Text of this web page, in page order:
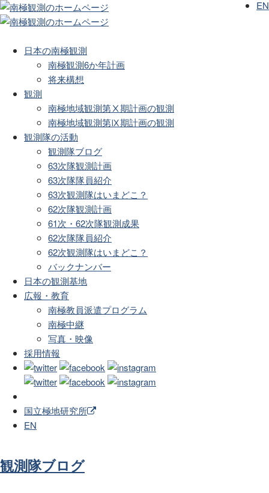
日本の南極観測
南極観測6か年計画
将来構想
観測
南極地域観測第Ⅹ期計画の観測
南極地域観測第Ⅸ期計画の観測
観測隊の活動
観測隊ブログ
63次隊観測計画
63次隊隊員紹介
63次観測隊はいまどこ？
62次隊観測計画
61次・62次隊観測成果
62次隊隊員紹介
62次観測隊はいまどこ？
バックナンバー
日本の観測基地
広報・教育
南極教員派遣プログラム
南極中継
写真・映像
採用情報
国立極地研究所
EN
EN
観測隊ブログ